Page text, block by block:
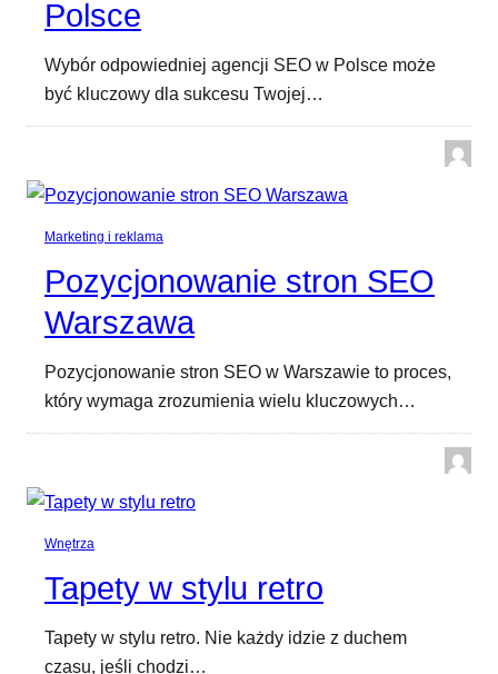
Polsce
Wybór odpowiedniej agencji SEO w Polsce może
być kluczowy dla sukcesu Twojej…
Marketing i reklama
Pozycjonowanie stron SEO
Warszawa
Pozycjonowanie stron SEO w Warszawie to proces,
który wymaga zrozumienia wielu kluczowych…
Wnętrza
Tapety w stylu retro
Tapety w stylu retro. Nie każdy idzie z duchem
czasu, jeśli chodzi…